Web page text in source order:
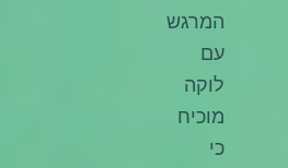
המרגש
עם
לוקה
מוכיח